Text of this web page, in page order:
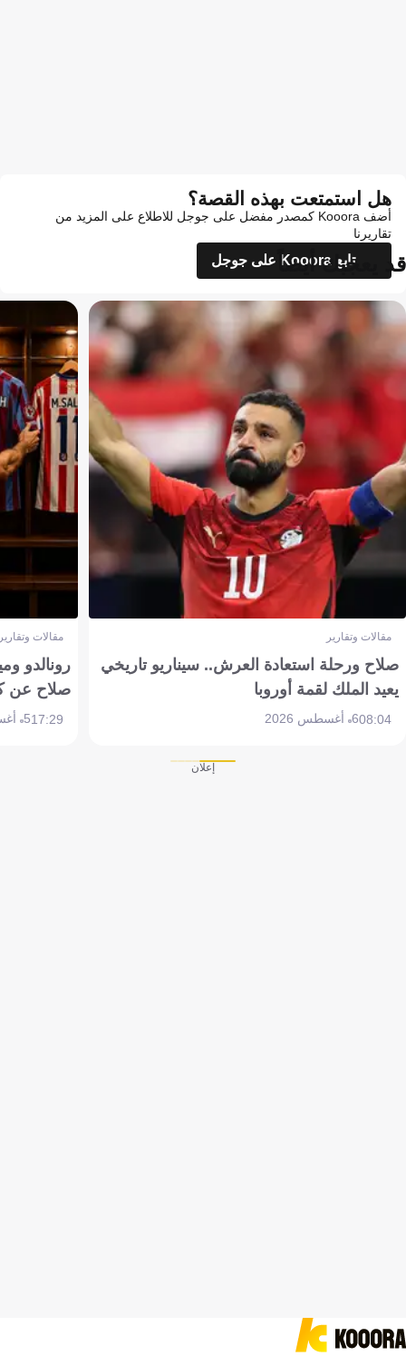
هل استمتعت بهذه القصة؟
أضف Kooora كمصدر مفضل على جوجل للاطلاع على المزيد من
تقاريرنا
تابع Kooora على جوجل
قد يعجبك أيضاً
مقالات وتقارير
صلاح ورحلة استعادة العرش.. سيناريو تاريخي
يعيد الملك لقمة أوروبا
08:046 أغسطس 2026
مقالات
رونالدو
صلاح عن
17:295 أغسطس 2026
إعلان